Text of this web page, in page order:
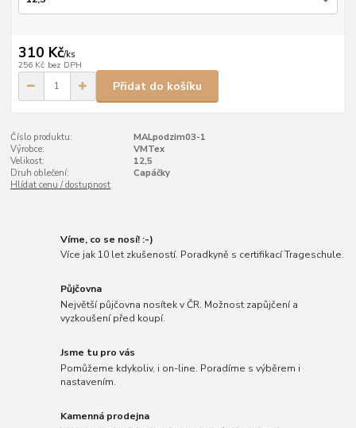
310 Kč/ks
256 Kč bez DPH
Přidat do košíku
Číslo produktu:
MALpodzim03-1
Výrobce:
VMTex
Velikost:
12,5
Druh oblečení:
Capáčky
Hlídat cenu / dostupnost
Víme, co se nosí! :-)
Více jak 10 let zkušeností. Poradkyně s certifikací Trageschule.
Půjčovna
Největší půjčovna nosítek v ČR. Možnost zapůjčení a
vyzkoušení před koupí.
Jsme tu pro vás
Pomůžeme kdykoliv, i on-line. Poradíme s výběrem i
nastavením.
Kamenná prodejna